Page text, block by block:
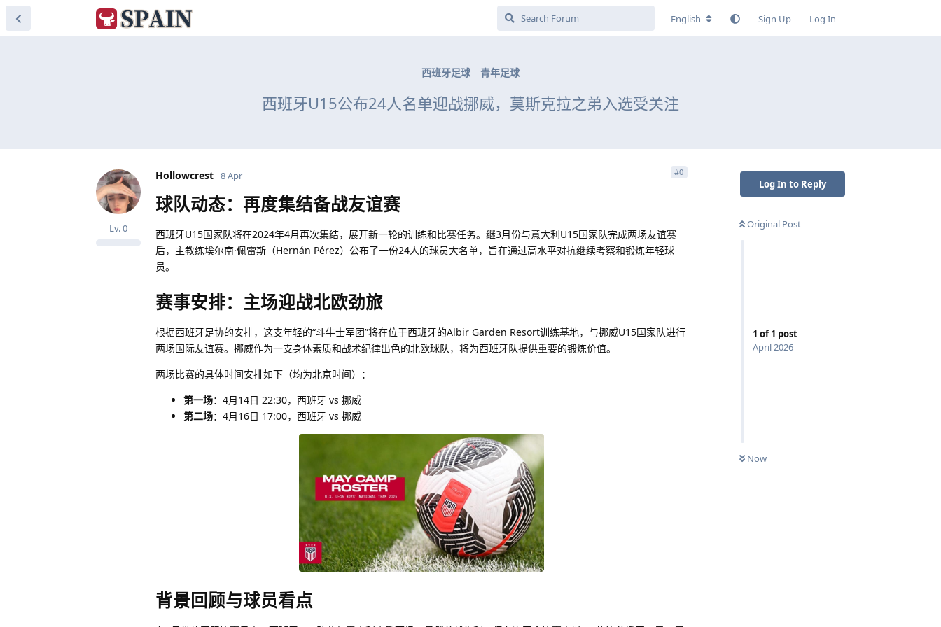
English Sign Up Log In
西班牙足球 青年足球
西班牙U15公布24人名单迎战挪威，莫斯克拉之弟入选受关注
Log In to Reply
Original Post
1 of1 post
April 2026
Now
Hollowcrest
Lv.0
8 Apr #0
球队动态：再度集结备战友谊赛
西班牙U15国家队将在2024年4月再次集结，展开新一轮的训练和比赛任务。继3月份与意大利U15国家队完成两场友谊赛
后，主教练埃尔南·佩雷斯（Hernán Pérez）公布了一份24人的球员大名单，旨在通过高水平对抗继续考察和锻炼年轻球
员。
赛事安排：主场迎战北欧劲旅
根据西班牙足协的安排，这支年轻的“斗牛士军团”将在位于西班牙的Albir Garden Resort训练基地，与挪威U15国家队进行
两场国际友谊赛。挪威作为一支身体素质和战术纪律出色的北欧球队，将为西班牙队提供重要的锻炼价值。
两场比赛的具体时间安排如下（均为北京时间）：
第一场：4月14日 22:30，西班牙 vs 挪威
第二场：4月16日 17:00，西班牙 vs 挪威
背景回顾与球员看点